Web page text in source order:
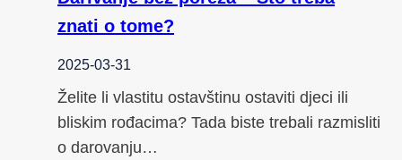
znati o tome?
2025-03-31
Želite li vlastitu ostavštinu ostaviti djeci ili
bliskim rođacima? Tada biste trebali razmisliti
o darovanju…